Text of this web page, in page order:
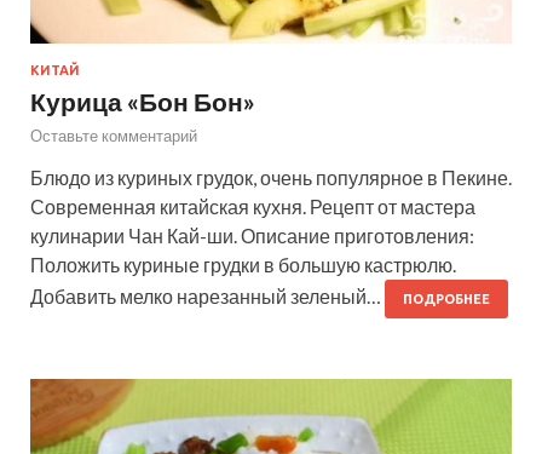
КИТАЙ
Курица «Бон Бон»
Оставьте комментарий
Блюдо из куриных грудок, очень популярное в Пекине.
Современная китайская кухня. Рецепт от мастера
кулинарии Чан Кай-ши. Описание приготовления:
Положить куриные грудки в большую кастрюлю.
Добавить мелко нарезанный зеленый…
ПОДРОБНЕЕ